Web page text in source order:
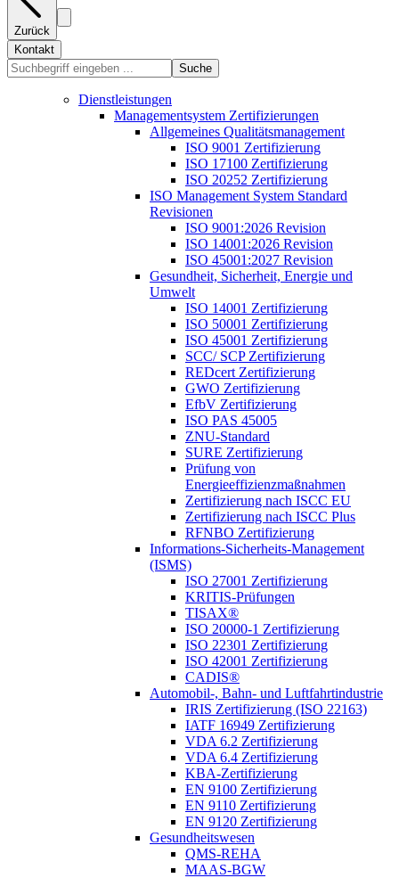
Zurück
Kontakt
Suche
Dienstleistungen
Managementsystem Zertifizierungen
Allgemeines Qualitätsmanagement
ISO 9001 Zertifizierung
ISO 17100 Zertifizierung
ISO 20252 Zertifizierung
ISO Management System Standard
Revisionen
ISO 9001:2026 Revision
ISO 14001:2026 Revision
ISO 45001:2027 Revision
Gesundheit, Sicherheit, Energie und
Umwelt
ISO 14001 Zertifizierung
ISO 50001 Zertifizierung
ISO 45001 Zertifizierung
SCC/ SCP Zertifizierung
REDcert Zertifizierung
GWO Zertifizierung
EfbV Zertifizierung
ISO PAS 45005
ZNU-Standard
SURE Zertifizierung
Prüfung von
Energieeffizienzmaßnahmen
Zertifizierung nach ISCC EU
Zertifizierung nach ISCC Plus
RFNBO Zertifizierung
Informations-Sicherheits-Management
(ISMS)
ISO 27001 Zertifizierung
KRITIS-Prüfungen
TISAX®
ISO 20000-1 Zertifizierung
ISO 22301 Zertifizierung
ISO 42001 Zertifizierung
CADIS®
Automobil-, Bahn- und Luftfahrtindustrie
IRIS Zertifizierung (ISO 22163)
IATF 16949 Zertifizierung
VDA 6.2 Zertifizierung
VDA 6.4 Zertifizierung
KBA-Zertifizierung
EN 9100 Zertifizierung
EN 9110 Zertifizierung
EN 9120 Zertifizierung
Gesundheitswesen
QMS-REHA
MAAS-BGW